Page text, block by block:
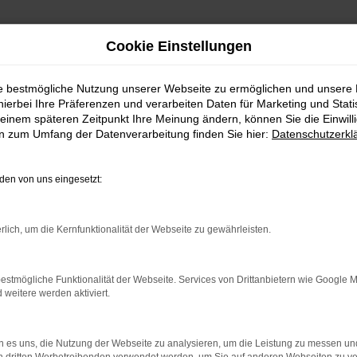
|
im Ford Ranger
in Jena nichts verkehrt macht. Die Fahrzeuge des
und pannenfreie Dienste. Für Jena ist ein Ford Ranger
auf Autobahn und Landstraße geschaffen wurde.
Cookie Einstellungen
bestmögliche Nutzung unserer Webseite zu ermöglichen und unsere
Ihre Präferenzen und verarbeiten Daten für Marketing und
späteren Zeitpunkt Ihre Meinung ändern, können Sie die
zum Umfang der Datenverarbeitung finden Sie hier:
von uns eingesetzt:
um die Kernfunktionalität der Webseite zu gewährleisten.
Funktionalität der Webseite. Services von Drittanbietern wie Google
weitere werden aktiviert.
es uns, die Nutzung der Webseite zu analysieren, um die Leistung zu messen